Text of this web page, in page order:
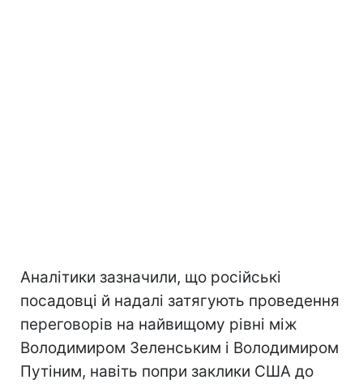
Аналітики зазначили, що російські
посадовці й надалі затягують проведення
переговорів на найвищому рівні між
Володимиром Зеленським і Володимиром
Путіним, навіть попри заклики США до